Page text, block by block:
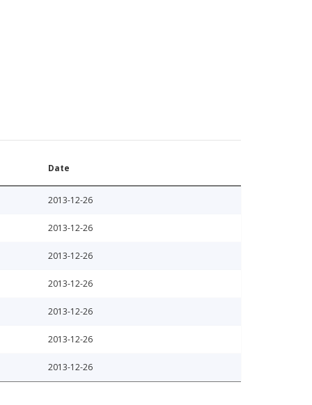
Date
2013-12-26
2013-12-26
2013-12-26
2013-12-26
2013-12-26
2013-12-26
2013-12-26